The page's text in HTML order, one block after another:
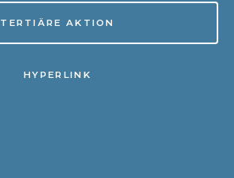
TERTIÄRE AKTION
HYPERLINK